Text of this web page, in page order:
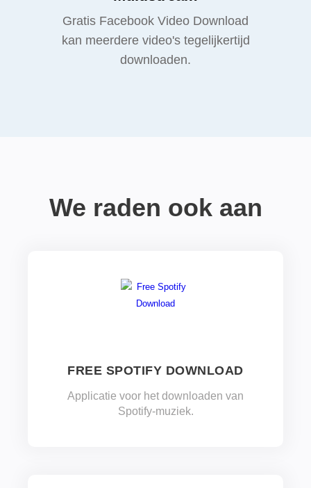
Gratis Facebook Video Download
kan meerdere video's tegelijkertijd
downloaden.
We raden ook aan
FREE SPOTIFY DOWNLOAD
Applicatie voor het downloaden van
Spotify-muziek.